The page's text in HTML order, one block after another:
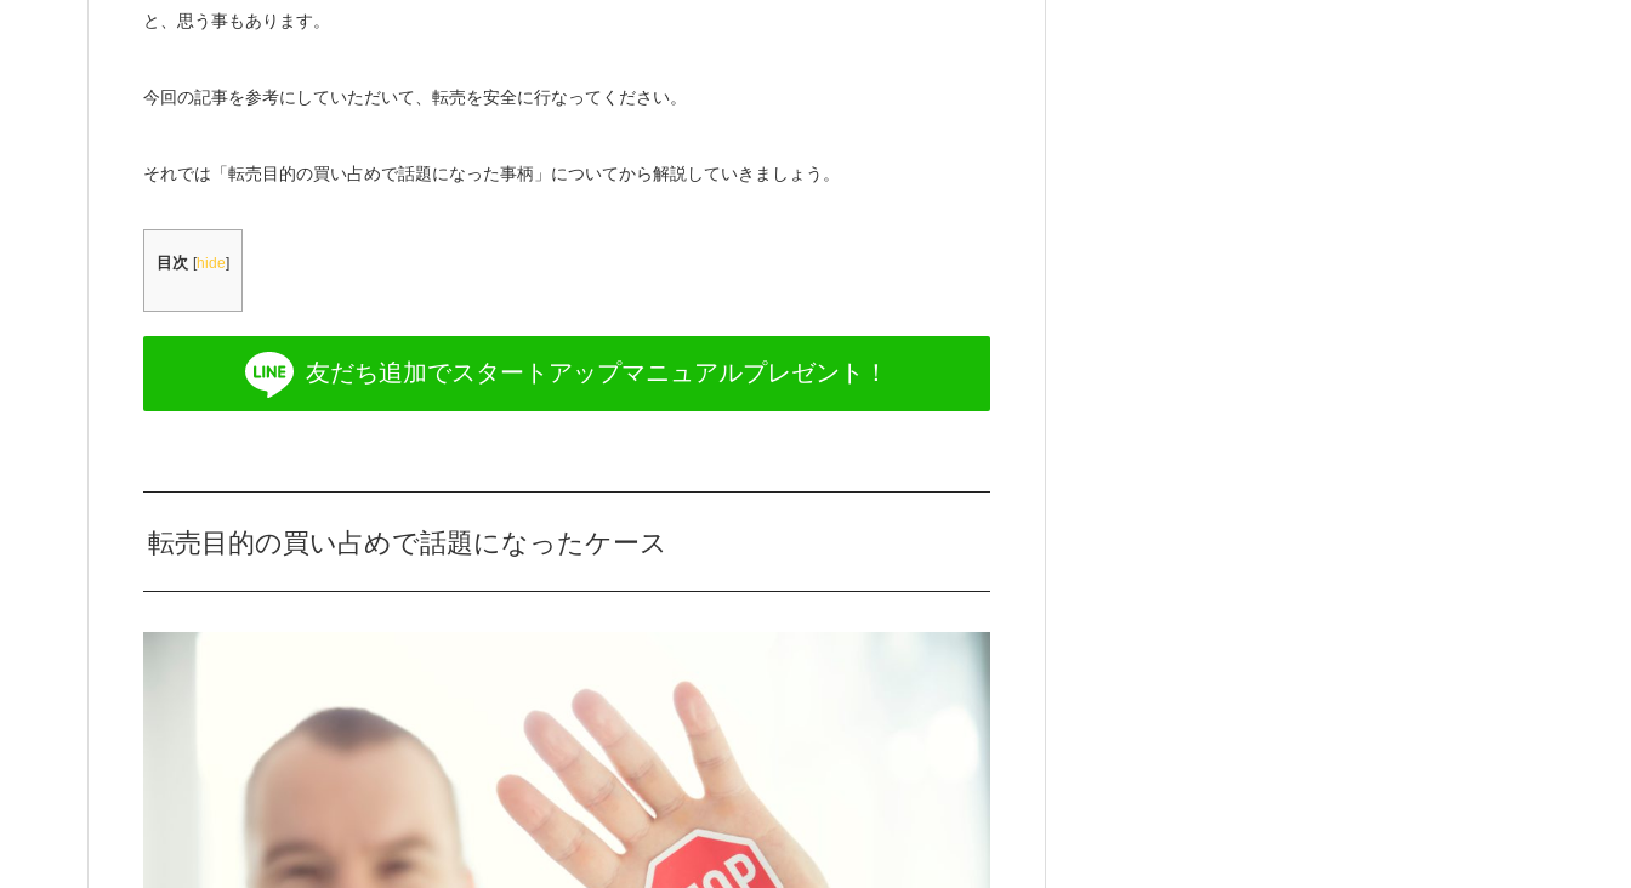
と、思う事もあります。
今回の記事を参考にしていただいて、転売を安全に行なってください。
それでは「転売目的の買い占めで話題になった事柄」についてから解説していきましょう。
目次 [hide]
友だち追加でスタートアップマニュアルプレゼント！
転売目的の買い占めで話題になったケース